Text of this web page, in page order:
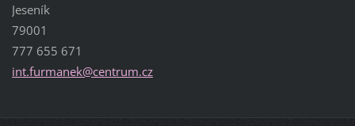
Jeseník
79001
777 655 671
int.furmanek@centrum.cz